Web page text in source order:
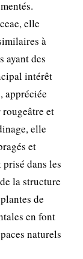
elle
à
ayant des
intérêt
appréciée
et
elle
et
dans les
la structure
de
en font
naturels